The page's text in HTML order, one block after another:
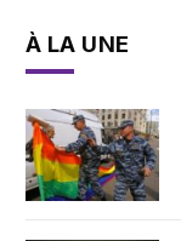
À LA UNE